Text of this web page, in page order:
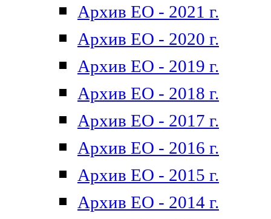
Архив ЕО - 2021 г.
Архив ЕО - 2020 г.
Архив ЕО - 2019 г.
Архив ЕО - 2018 г.
Архив ЕО - 2017 г.
Архив ЕО - 2016 г.
Архив ЕО - 2015 г.
Архив ЕО - 2014 г.